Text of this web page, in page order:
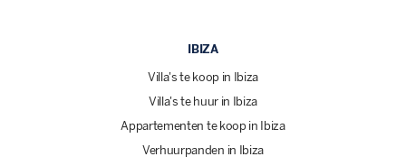
IBIZA
Villa's te koop in Ibiza
Villa's te huur in Ibiza
Appartementen te koop in Ibiza
Verhuurpanden in Ibiza